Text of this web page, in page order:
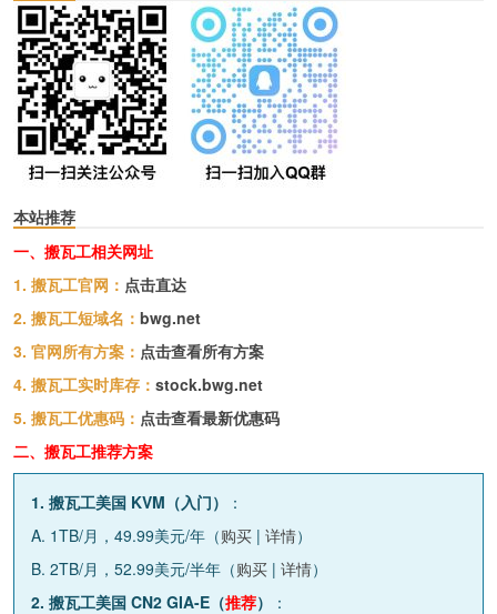
本站推荐
一、搬瓦工相关网址
1. 搬瓦工官网： 点击直达
2. 搬瓦工短域名： bwg.net
3. 官网所有方案： 点击查看所有方案
4. 搬瓦工实时库存： stock.bwg.net
5. 搬瓦工优惠码： 点击查看最新优惠码
二、搬瓦工推荐方案
1. 搬瓦工美国 KVM（入门）
：
A. 1TB/月，49.99美元/年（购买 | 详情）
B. 2TB/月，52.99美元/半年（购买 | 详情）
2. 搬瓦工美国 CN2 GIA-E（推荐）
：